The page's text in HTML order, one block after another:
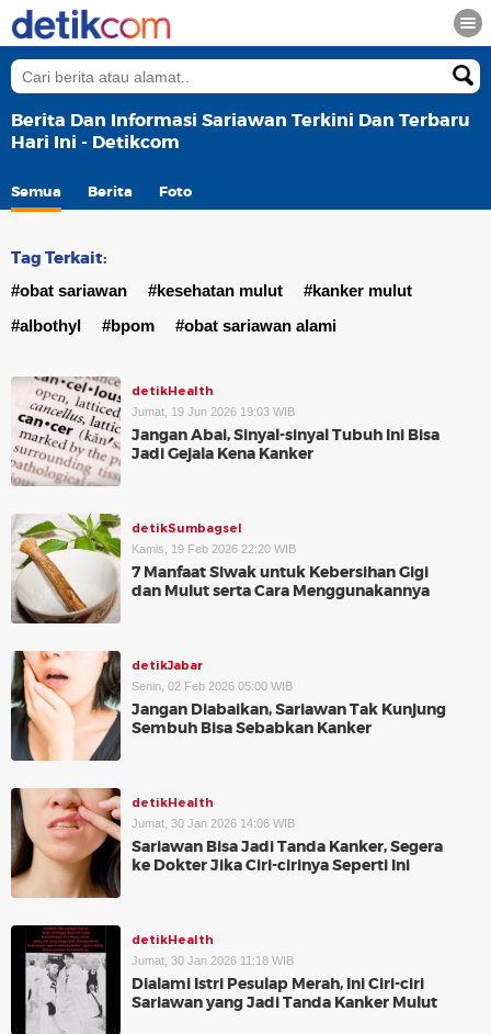
Berita Dan Informasi Sariawan Terkini Dan Terbaru
Hari Ini - Detikcom
Semua Berita Foto
Tag Terkait:
#obat sariawan #kesehatan mulut
#kanker mulut
#albothyl
#bpom #obat sariawan alami
detikHealth
Jumat, 19 Jun 2026 19:03 WIB
Jangan Abai, Sinyal-sinyal Tubuh Ini Bisa
Jadi Gejala Kena Kanker
detikSumbagsel
Kamis, 19 Feb 2026 22:20 WIB
7 Manfaat Siwak untuk Kebersihan Gigi
dan Mulut serta Cara Menggunakannya
detikJabar
Senin, 02 Feb 2026 05:00 WIB
Jangan Diabaikan, Sariawan Tak Kunjung
Sembuh Bisa Sebabkan Kanker
detikHealth
Jumat, 30 Jan 2026 14:06 WIB
Sariawan Bisa Jadi Tanda Kanker, Segera
ke Dokter Jika Ciri-cirinya Seperti Ini
detikHealth
Jumat, 30 Jan 2026 11:18 WIB
Dialami Istri Pesulap Merah, Ini Ciri-ciri
Sariawan yang Jadi Tanda Kanker Mulut